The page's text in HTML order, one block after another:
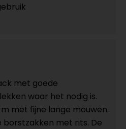
met goede
waar het nodig is.
met fijne lange mouwen.
borstzakken met rits. De